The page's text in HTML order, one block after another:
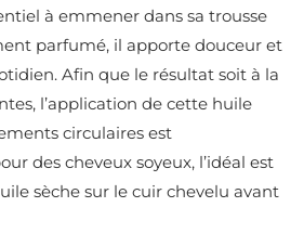
à emmener dans sa trousse
parfumé, il apporte douceur et
Afin que le résultat soit à la
l’application de cette huile
circulaires est
des cheveux soyeux, l’idéal est
sèche sur le cuir chevelu avant